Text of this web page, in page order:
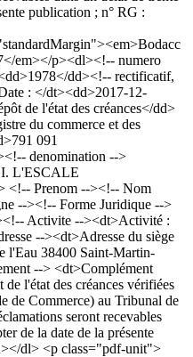
publication ; n° RG :
em></p><dl><!-- numero
dd><!-- rectificatif,
: </dt><dd>2017-12-
de l'état des créances</dd>
du commerce et des
091
denomination -->
L'ESCALE
<!-- Prenom --><!-- Nom
--><!-- Forme Juridique -->
Activite --><dt>Activité :
--><dt>Adresse du siège
l'Eau 38400 Saint-Martin-
--> <dt>Complément
l'état des créances vérifiées
de Commerce) au Tribunal de
seront recevables
de la date de la présente
dl> <p class="pdf-unit">